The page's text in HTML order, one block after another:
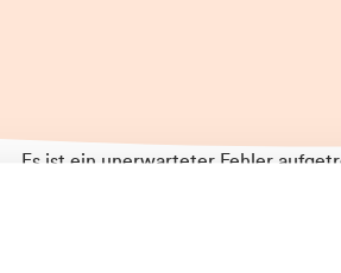
Es ist ein unerwarteter Fehler